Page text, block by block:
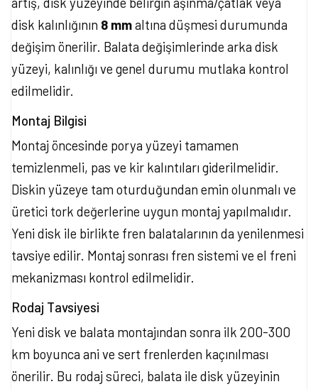
disk kalınlığının 8 mmaltına düşmesi durumunda
değişim önerilir. Balata değişimlerinde arka disk
yüzeyi, kalınlığı ve genel durumu mutlaka kontrol
edilmelidir.
Montaj Bilgisi
Montaj öncesinde porya yüzeyi tamamen
temizlenmeli, pas ve kir kalıntıları giderilmelidir.
Diskin yüzeye tam oturduğundan emin olunmalı ve
üretici tork değerlerine uygun montaj yapılmalıdır.
Yeni disk ile birlikte fren balatalarının da yenilenmesi
tavsiye edilir. Montaj sonrası fren sistemi ve el freni
mekanizması kontrol edilmelidir.
Rodaj Tavsiyesi
Yeni disk ve balata montajından sonra ilk 200-300
km boyunca ani ve sert frenlerden kaçınılması
önerilir. Bu rodaj süreci, balata ile disk yüzeyinin